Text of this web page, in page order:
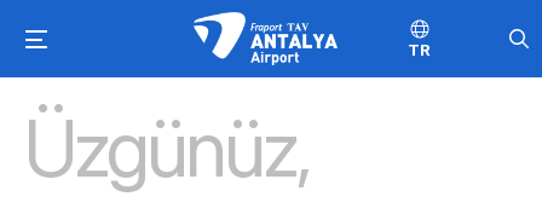
TR
Üzgünüz,